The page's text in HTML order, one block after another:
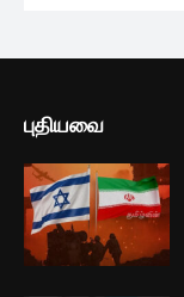
புதியவை